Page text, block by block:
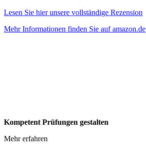
Lesen Sie hier unsere vollständige Rezension
Mehr Informationen finden Sie auf amazon.de
Kompetent Prüfungen gestalten
Mehr erfahren